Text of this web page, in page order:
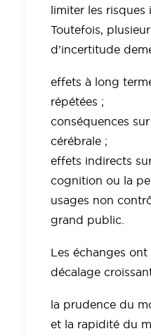
limiter les risques
Toutefois,
d’incertitude
effets à long
répétées ;
conséquences
cérébrale ;
effets indirects
cognition ou la
usages non
grand public.
Les échanges
décalage
la prudence du
et la rapidité du